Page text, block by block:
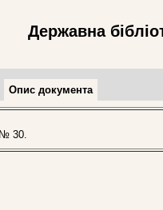
Державна
Опис документа
30.